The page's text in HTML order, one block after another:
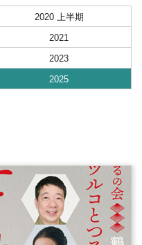
2020 上半期
2021
2023
2025